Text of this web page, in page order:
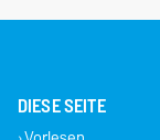
DIESE SEITE